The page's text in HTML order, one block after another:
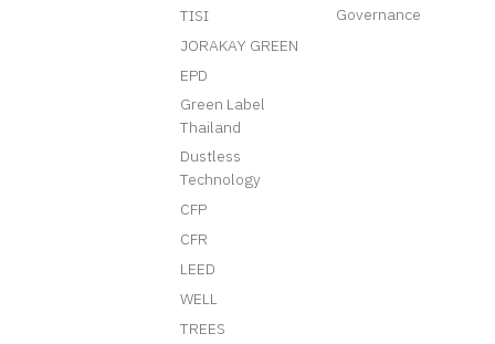
TISI
JORAKAY GREEN
EPD
Green Label
Thailand
Dustless
Technology
CFP
CFR
LEED
WELL
TREES
Governance